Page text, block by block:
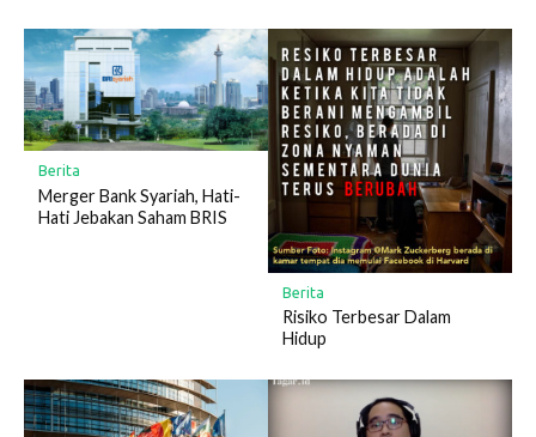
Berita
Merger Bank Syariah, Hati-
Hati Jebakan Saham BRIS
Berita
Risiko Terbesar Dalam
Hidup